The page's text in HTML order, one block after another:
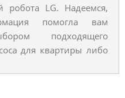
робота LG. Надеемся,
помогла вам
подходящего
для квартиры либо